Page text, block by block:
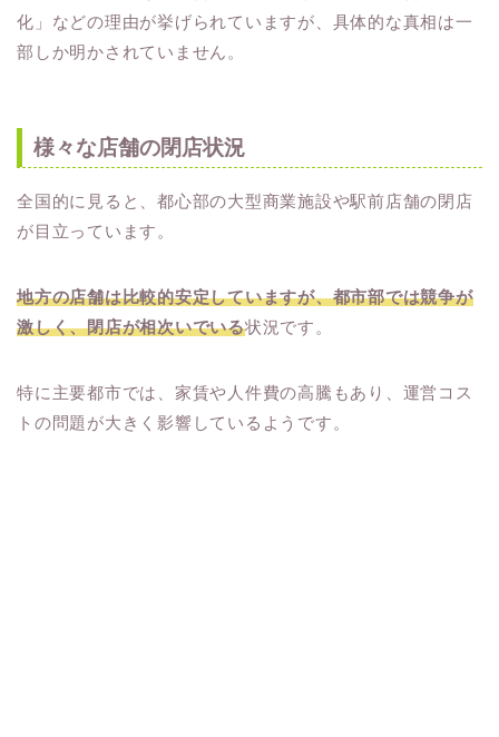
化」などの理由が挙げられていますが、具体的な真相は一
部しか明かされていません。
様々な店舗の閉店状況
全国的に見ると、都心部の大型商業施設や駅前店舗の閉店
が目立っています。
地方の店舗は比較的安定していますが、都市部では競争が
激しく、閉店が相次いでいる状況です。
特に主要都市では、家賃や人件費の高騰もあり、運営コス
トの問題が大きく影響しているようです。